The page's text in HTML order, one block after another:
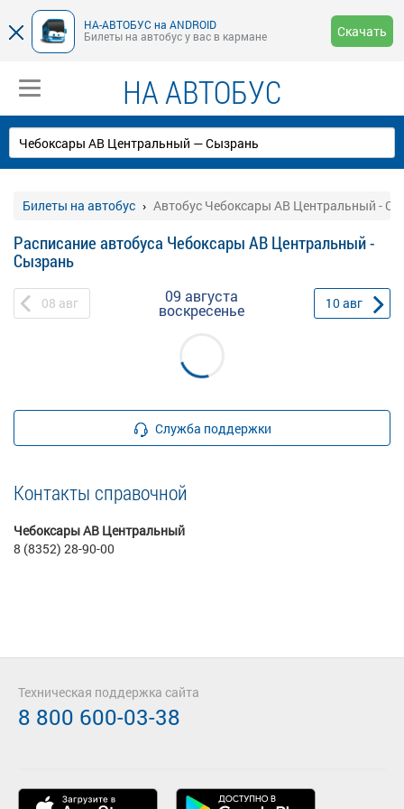
НА-АВТОБУС на ANDROID
Билеты на автобус у вас в кармане
Скачать
НА АВТОБУС
Билеты на автобус Автобус Чебоксары АВ Центральный -
Расписание автобуса Чебоксары АВ Центральный -
Сызрань
08 авг 09 августа
воскресенье 10авг
Служба поддержки
Контакты справочной
Чебоксары АВ Центральный
8 (8352) 28-90-00
Техническая поддержка сайта
8 800 600-03-38